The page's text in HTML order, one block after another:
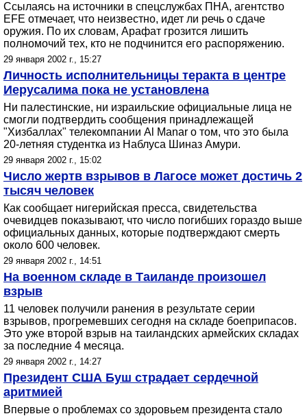
Ссылаясь на источники в спецслужбах ПНА, агентство
EFE отмечает, что неизвестно, идет ли речь о сдаче
оружия. По их словам, Арафат грозится лишить
полномочий тех, кто не подчинится его распоряжению.
29 января 2002 г., 15:27
Личность исполнительницы теракта в центре
Иерусалима пока не установлена
Ни палестинские, ни израильские официальные лица не
смогли подтвердить сообщения принадлежащей
"Хизбаллах" телекомпании Al Manar о том, что это была
20-летняя студентка из Наблуса Шиназ Амури.
29 января 2002 г., 15:02
Число жертв взрывов в Лагосе может достичь 2
тысяч человек
Как сообщает нигерийская пресса, свидетельства
очевидцев показывают, что число погибших гораздо выше
официальных данных, которые подтверждают смерть
около 600 человек.
29 января 2002 г., 14:51
На военном складе в Таиланде произошел
взрыв
11 человек получили ранения в результате серии
взрывов, прогремевших сегодня на складе боеприпасов.
Это уже второй взрыв на таиландских армейских складах
за последние 4 месяца.
29 января 2002 г., 14:27
Президент США Буш страдает сердечной
аритмией
Впервые о проблемах со здоровьем президента стало